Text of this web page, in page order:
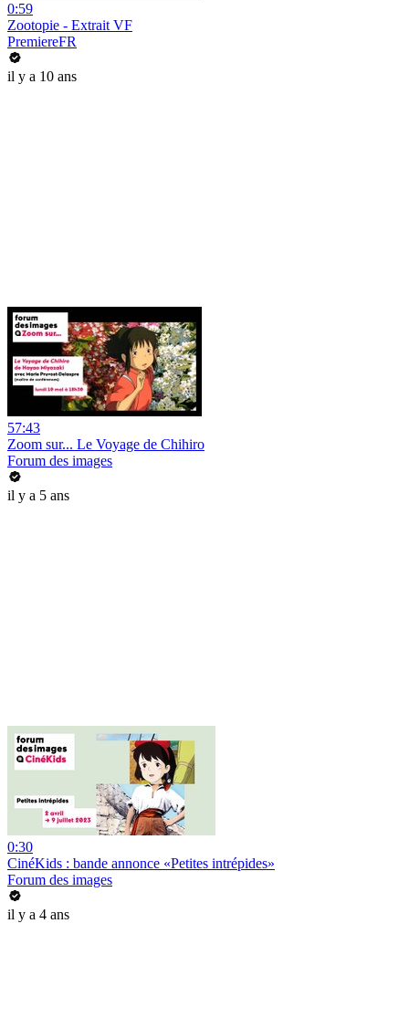
0:59
Zootopie - Extrait VF
PremiereFR
il y a 10 ans
57:43
Zoom sur... Le Voyage de Chihiro
Forum des images
il y a 5 ans
0:30
CinéKids : bande annonce «Petites intrépides»
Forum des images
il y a 4 ans